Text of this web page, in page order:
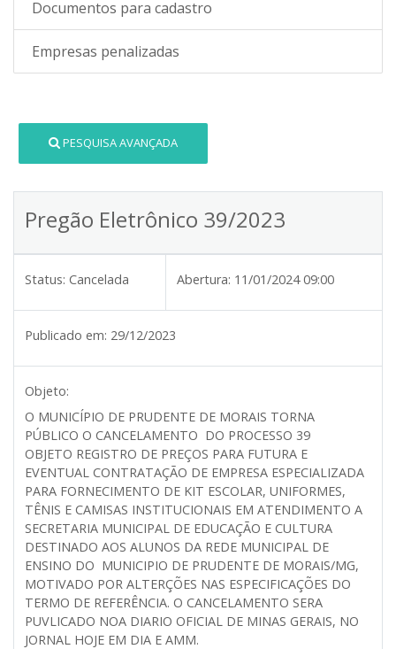
Documentos para cadastro
Empresas penalizadas
PESQUISA AVANÇADA
Pregão Eletrônico 39/2023
Status: Cancelada Abertura: 11/01/2024 09:00
Publicado em: 29/12/2023
Objeto:
O MUNICÍPIO DE PRUDENTE DE MORAIS TORNA
PÚBLICO O CANCELAMENTO DO PROCESSO 39
OBJETO REGISTRO DE PREÇOS PARA FUTURA E
EVENTUAL CONTRATAÇÃO DE EMPRESA ESPECIALIZADA
PARA FORNECIMENTO DE KIT ESCOLAR, UNIFORMES,
TÊNIS E CAMISAS INSTITUCIONAIS EM ATENDIMENTO A
SECRETARIA MUNICIPAL DE EDUCAÇÃO E CULTURA
DESTINADO AOS ALUNOS DA REDE MUNICIPAL DE
ENSINO DO MUNICIPIO DE PRUDENTE DE MORAIS/MG,
MOTIVADO POR ALTERÇÕES NAS ESPECIFICAÇÕES DO
TERMO DE REFERÊNCIA. O CANCELAMENTO SERA
PUVLICADO NOA DIARIO OFICIAL DE MINAS GERAIS, NO
JORNAL HOJE EM DIA E AMM.